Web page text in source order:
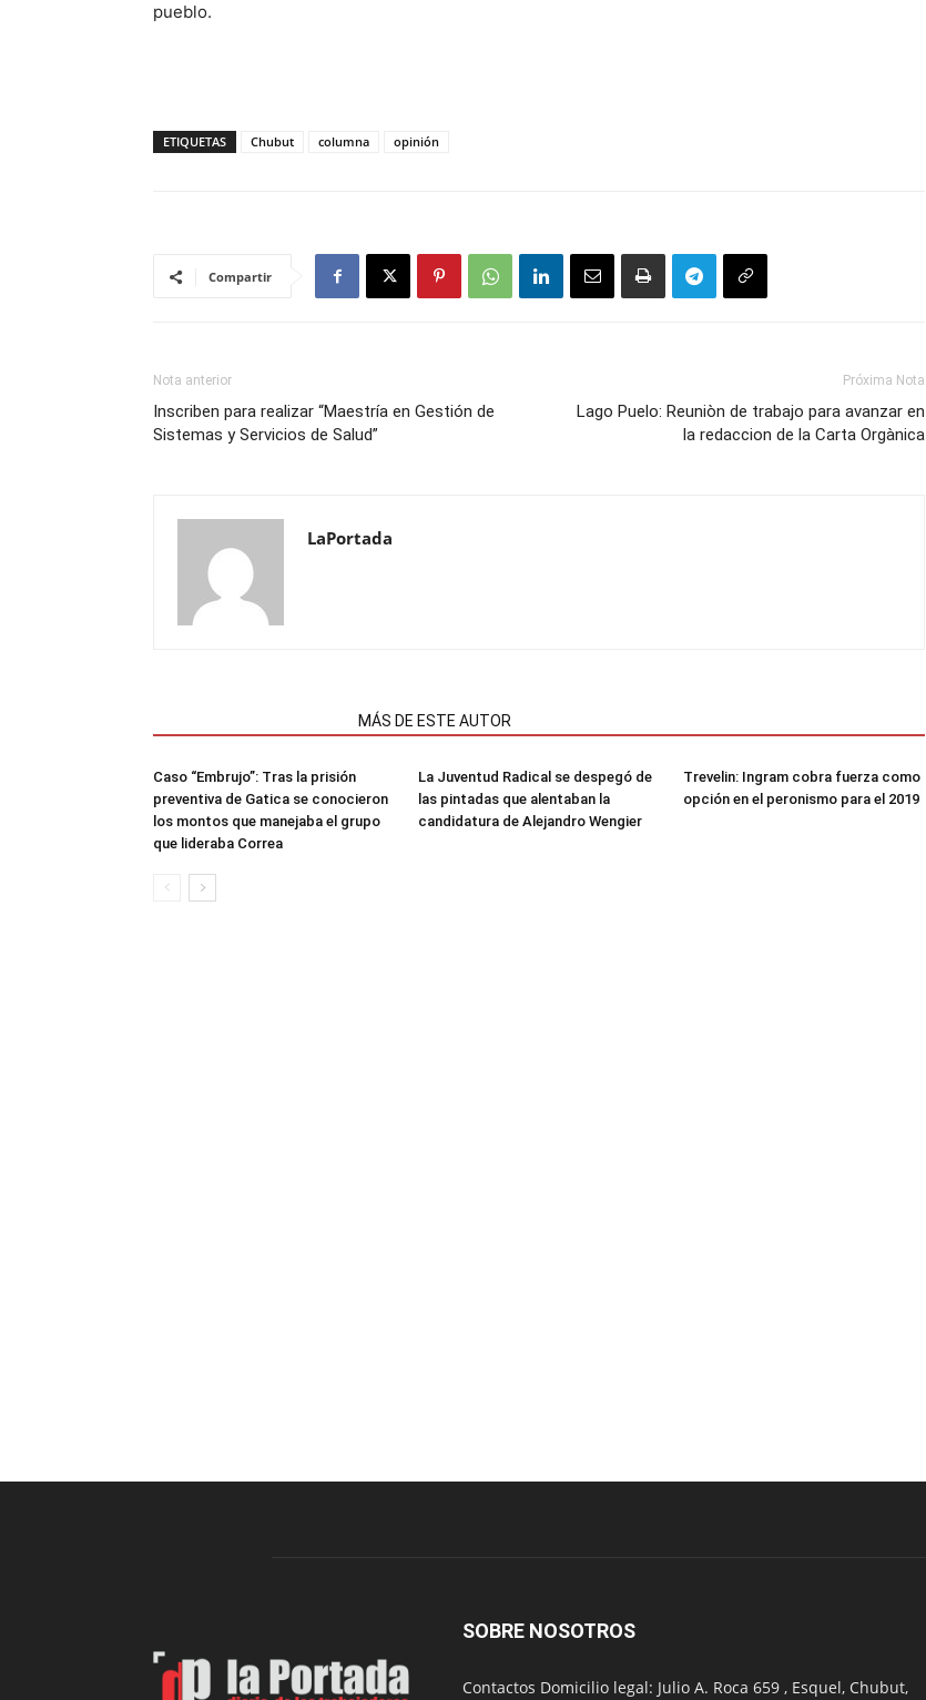
pueblo.
ETIQUETAS Chubut columna opinión
Compartir
Nota anterior
Inscriben para realizar “Maestría en Gestión de
Sistemas y Servicios de Salud”
Próxima Nota
Lago Puelo: Reuniòn de trabajo para avanzar en
la redaccion de la Carta Orgànica
LaPortada
MÁS DE ESTE AUTOR
Caso “Embrujo”: Tras la prisión
preventiva de Gatica se conocieron
los montos que manejaba el grupo
que lideraba Correa
La Juventud Radical se despegó de
las pintadas que alentaban la
candidatura de Alejandro Wengier
Trevelin: Ingram cobra fuerza como
opción en el peronismo para el 2019
SOBRE NOSOTROS
Contactos Domicilio legal: Julio A. Roca 659 , Esquel, Chubut,